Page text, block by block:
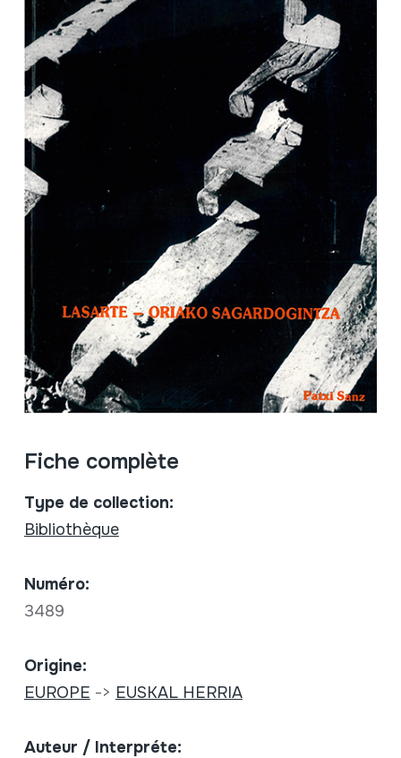
Fiche complète
Type de collection:
Bibliothèque
Numéro:
3489
Origine:
EUROPE -> EUSKAL HERRIA
Auteur / Interpréte: